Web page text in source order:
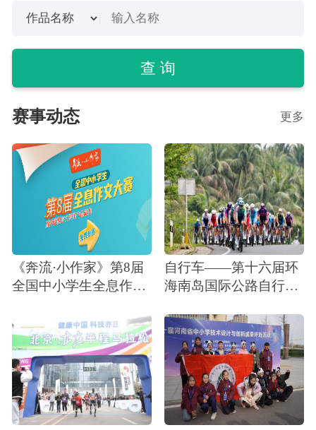
查 询
赛事动态 更多
《奔流·小作家》第8届
全国中小学生全息作文
字文学馆作品征集
自行车——第十六届环
海南岛国际公路自行车